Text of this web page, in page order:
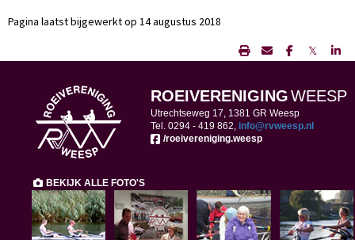
Pagina laatst bijgewerkt op 14 augustus 2018
𝕏
ROEIVERENIGINGWEESP
Utrechtseweg 17, 1381 GR Weesp
Tel. 0294 - 419 862, ofni@rvweesp.nl
/roeivereniging.weesp
BEKIJK ALLE FOTO'S